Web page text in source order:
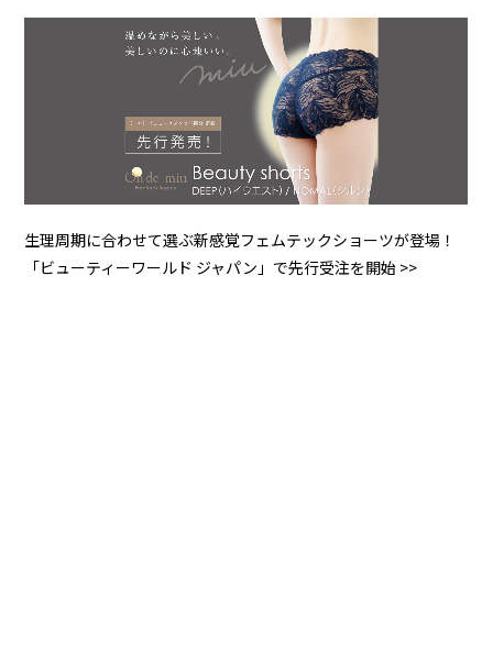
生理周期に合わせて選ぶ新感覚フェムテックショーツが登場！
「ビューティーワールド ジャパン」で先行受注を開始 >>